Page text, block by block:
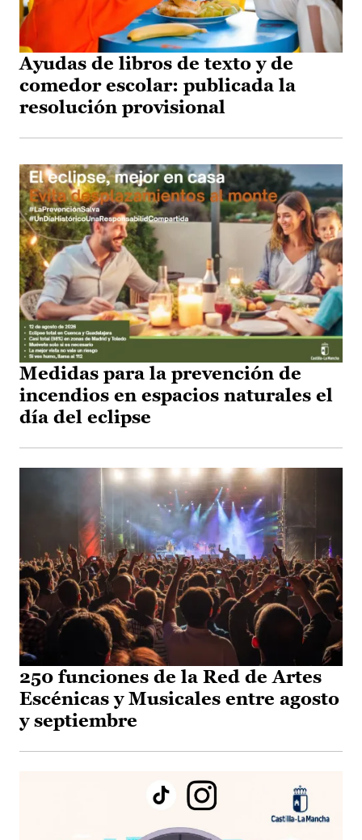
Ayudas de libros de texto y de
comedor escolar: publicada la
resolución provisional
Medidas para la prevención de
incendios en espacios naturales el
día del eclipse
250 funciones de la Red de Artes
Escénicas y Musicales entre agosto
y septiembre